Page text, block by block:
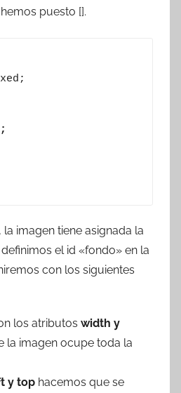
puesto [].
imagen tiene asignada la
el id «fondo» en la
con los siguientes
los atributos width y
la imagen ocupe toda la
y top hacemos que se